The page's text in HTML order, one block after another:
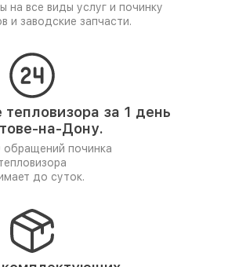
на все виды услуг и починку
и заводские запчасти.
за 1 день
на-Дону.
обращений починка
до суток.